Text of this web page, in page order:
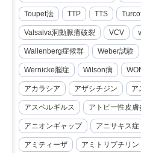
Toupet法 TTP TTS
Valsalva洞動脈瘤破裂 VCV
Wallenberg症候群 Weber試験
Wernicke脳症 Wilson病
アカラシア アザシチジン ア
アスペルギルス アトピー性皮膚
アニオンギャップ アニサキス症
アミティーザ アミトリプチリン